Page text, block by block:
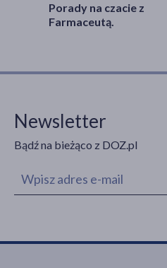
Porady na czacie z
Farmaceutą.
Newsletter
Bądź na bieżąco z DOZ.pl